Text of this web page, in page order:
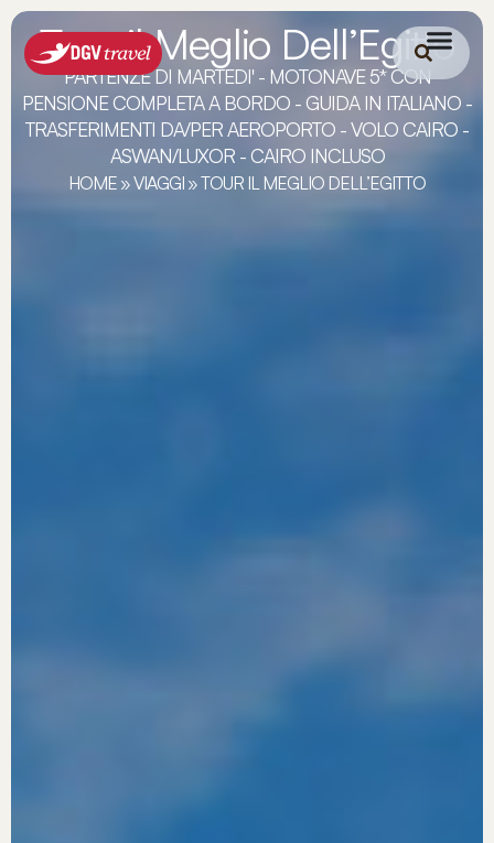
Tour il Meglio Dell’Egitto
PARTENZE DI MARTEDI' - MOTONAVE 5* CON
PENSIONE COMPLETA A BORDO - GUIDA IN ITALIANO -
TRASFERIMENTI DA/PER AEROPORTO - VOLO CAIRO -
ASWAN/LUXOR - CAIRO INCLUSO
HOME »VIAGGI »TOUR IL MEGLIO DELL’EGITTO